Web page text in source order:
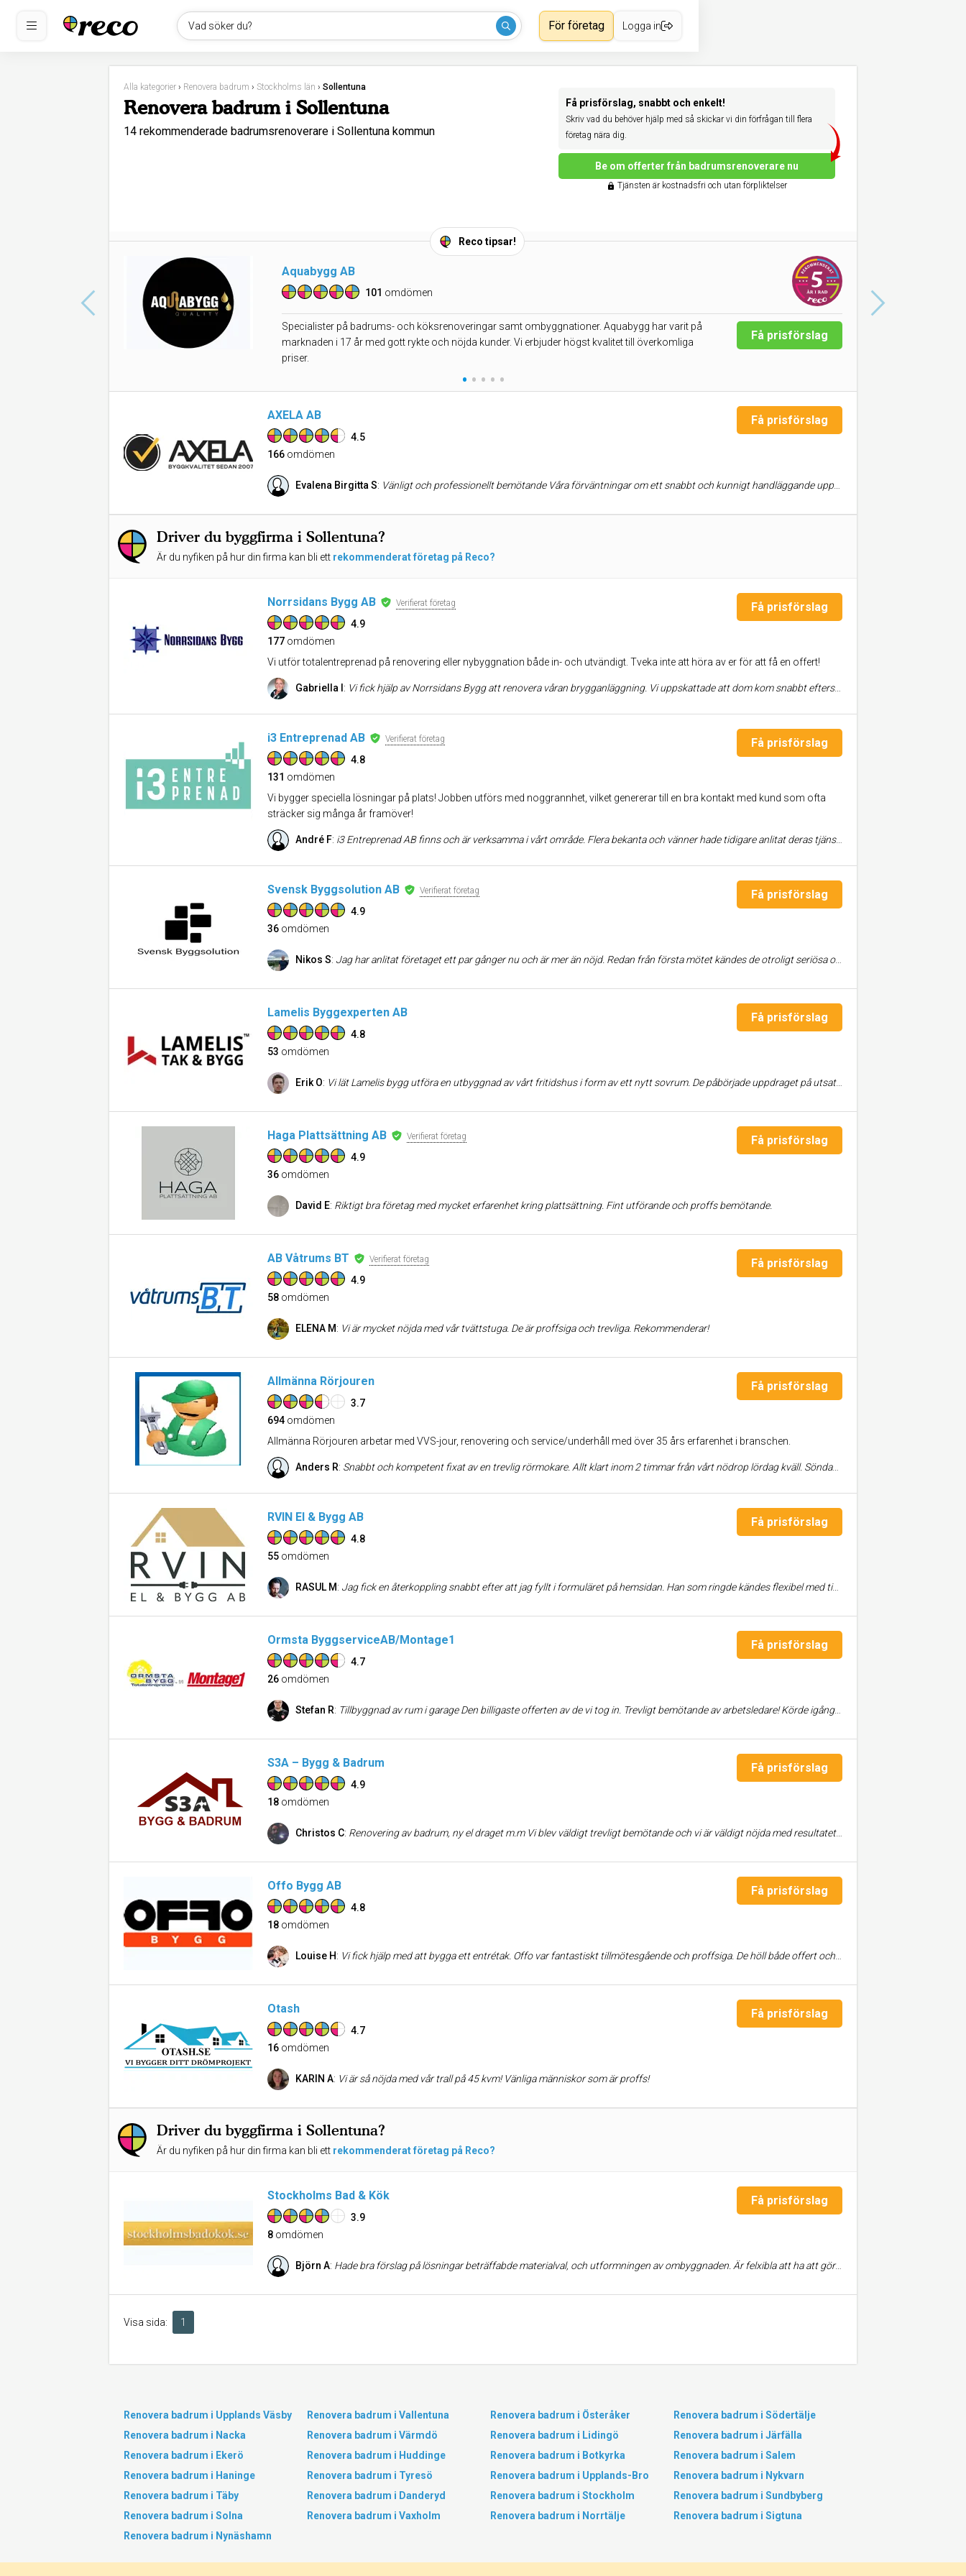
Vad söker du? För företag Logga in
Alla kategorier › Renovera badrum › Stockholms län › Sollentuna
Renovera badrum i Sollentuna
14 rekommenderade badrumsrenoverare i Sollentuna kommun
Få prisförslag, snabbt och enkelt!
Skriv vad du behöver hjälp med så skickar vi din förfrågan till flera
företag nära dig.
Be om offerter från badrumsrenoverare nu
Tjänsten är kostnadsfri och utan förpliktelser
Reco tipsar!
Aquabygg AB
101 omdömen
Specialister på badrums- och köksrenoveringar samt ombyggnationer. Aquabygg har varit på
marknaden i 17 år med gott rykte och nöjda kunder. Vi erbjuder högst kvalitet till överkomliga
priser.
Få prisförslag
• • • • •
AXELA AB
4.5
166 omdömen
Få prisförslag
Evalena Birgitta S: Vänligt och professionellt bemötande Våra förväntningar om ett snabbt och kunnigt handläggande uppfylldes. I ett försäkringsärende kantat av strul mötte vi äntligen proffs!
Driver du byggfirma i Sollentuna?
Är du nyfiken på hur din firma kan bli ett rekommenderat företag på Reco?
Norrsidans Bygg AB Verifierat företag
4.9
177 omdömen
Få prisförslag
Vi utför totalentreprenad på renovering eller nybyggnation både in- och utvändigt. Tveka inte att höra av er för att få en offert!
Gabriella I : Vi fick hjälp av Norrsidans Bygg att renovera våran brygganläggning. Vi uppskattade att dom kom snabbt eftersom det var lågvatten. Arbetet utfördes snabbt och kändes professionellt. Vi är jättenöjda.
i3 Entreprenad AB Verifierat företag
4.8
131 omdömen
Få prisförslag
Vi bygger speciella lösningar på plats! Jobben utförs med noggrannhet, vilket genererar till en bra kontakt med kund som ofta
sträcker sig många år framöver!
André F: i3 Entreprenad AB finns och är verksamma i vårt område. Flera bekanta och vänner hade tidigare anlitat deras tjänster och rekommenderat dem till oss när vi ville bygga om vår stora balkong. När vi hade bestämt oss för alla detaljer och en tidsplan gjorde de ett anmärkningsvärt bra jobb, inklusive att föreslå välkomna förbättringar av vår ursprungliga design. Arbetet levererades i tid och inom budget och vi hade en överlag mycket trevlig upplevelse. Vi rekommenderar dem starkt.
Svensk Byggsolution AB Verifierat företag
4.9
36 omdömen
Få prisförslag
Nikos S: Jag har anlitat företaget ett par gånger nu och är mer än nöjd. Redan från första mötet kändes de otroligt seriösa och lyhörda för mina önskemål. Det jag uppskattade mest var deras kommunikation; jag fick löpande uppdateringar och tidsplanen hölls till punkt och pricka. Hantverkarna är noggranna, håller ordning på arbetsplatsen och levererar ett resultat med extremt hög finish. Vill man ha ett tryggt byggföretag som kombinerar yrkesskicklighet med bra service kan jag varmt rekommendera Svensk Byggsolution!
Lamelis Byggexperten AB
4.8
53 omdömen
Få prisförslag
Erik O: Vi lät Lamelis bygg utföra en utbyggnad av vårt fritidshus i form av ett nytt sovrum. De påbörjade uppdraget på utsatt tid och blev klara i tid efter några justeringar och tillägg från vårt håll. Vi var nöjda med resultatet och kommunikationen med dem, och rekommenderar de varmt.
Haga Plattsättning AB Verifierat företag
4.9
36 omdömen
Få prisförslag
David E: Riktigt bra företag med mycket erfarenhet kring plattsättning. Fint utförande och proffs bemötande.
AB Våtrums BT Verifierat företag
4.9
58 omdömen
Få prisförslag
ELENA M: Vi är mycket nöjda med vår tvättstuga. De är proffsiga och trevliga. Rekommenderar!
Allmänna Rörjouren
3.7
694 omdömen
Få prisförslag
Allmänna Rörjouren arbetar med VVS-jour, renovering och service/underhåll med över 35 års erfarenhet i branschen.
Anders R: Snabbt och kompetent fixat av en trevlig rörmokare. Allt klart inom 2 timmar från vårt nödrop lördag kväll. Söndag morgon kunde vi tryggt åka på sportlov med barnbarn.
RVIN El & Bygg AB
4.8
55 omdömen
Få prisförslag
RASUL M: Jag fick en återkoppling snabbt efter att jag fyllt i formuläret på hemsidan. Han som ringde kändes flexibel med tiderna och när han väl kom hem för att installera gick det fort och lätt. Vi är supernöjda med resultatet och kommer att anlita detta företag vid framtida uppdrag.
Ormsta ByggserviceAB/Montage1
4.7
26 omdömen
Få prisförslag
Stefan R: Tillbyggnad av rum i garage Den billigaste offerten av de vi tog in. Trevligt bemötande av arbetsledare! Körde igång på utsatt tid, blev klara i stort när de sagt från början. Gjorde även några saker som ej fanns i offerten utan att ta extra betalt för det, bland annat mera isolering i golvet för att de tyckte de blev bättre = seriöst! Mycket nöjda! Kan absolut rekommendera Ormsta bygg.
S3A – Bygg & Badrum
4.9
18 omdömen
Få prisförslag
Christos C: Renovering av badrum, ny el draget m.m Vi blev väldigt trevligt bemötande och vi är väldigt nöjda med resultatet. Vi kommer definitivt anlita byggfirman igen.
Offo Bygg AB
4.8
18 omdömen
Få prisförslag
Louise H: Vi fick hjälp med att bygga ett entrétak. Offo var fantastiskt tillmötesgående och proffsiga. De höll både offert och tidsplan och vi är hemsk nöjda med resultatet.
Otash
4.7
16 omdömen
Få prisförslag
KARIN A: Vi är så nöjda med vår trall på 45 kvm! Vänliga människor som är proffs!
Driver du byggfirma i Sollentuna?
Är du nyfiken på hur din firma kan bli ett rekommenderat företag på Reco?
Stockholms Bad & Kök
3.9
8 omdömen
Få prisförslag
Björn A: Hade bra förslag på lösningar beträffabde materialval, och utformningen av ombyggnaden. Är felxibla att ha att göra med när förändringar krävs under projektets gång. Lätta att få tag på. Höll inte utlovade tider. Överlag är jag positiv.
Visa sida: 1
Renovera badrum i Upplands Väsby Renovera badrum i Vallentuna Renovera badrum i Österåker
Renovera badrum i Södertälje
Renovera badrum i Nacka
Renovera badrum i Värmdö Renovera badrum i Lidingö
Renovera badrum i Järfälla
Renovera badrum i Ekerö
Renovera badrum i Huddinge Renovera badrum i Botkyrka
Renovera badrum i Salem
Renovera badrum i Haninge
Renovera badrum i Tyresö Renovera badrum i Upplands-Bro
Renovera badrum i Nykvarn
Renovera badrum i Täby
Renovera badrum i Danderyd Renovera badrum i Stockholm
Renovera badrum i Sundbyberg
Renovera badrum i Solna
Renovera badrum i Vaxholm Renovera badrum i Norrtälje
Renovera badrum i Sigtuna
Renovera badrum i Nynäshamn